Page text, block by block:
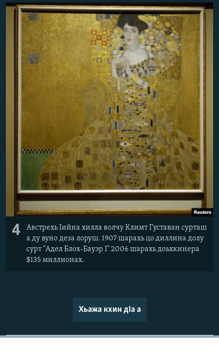
4
Австрехь Iийна хилла волчу Климт Густаван сурташ
а ду вуно деза лоруш. 1907 шарахь цо диллина долу
сурт "Адел Блох-Бауэр I" 2006 шарахь доьхкинера
$135 миллионах.
Хьажа кхин дIа а